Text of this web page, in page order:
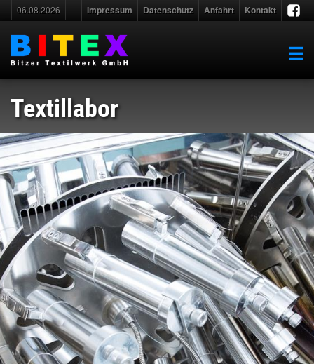
06.08.2026 Impressum Datenschutz Anfahrt Kontakt
Textillabor